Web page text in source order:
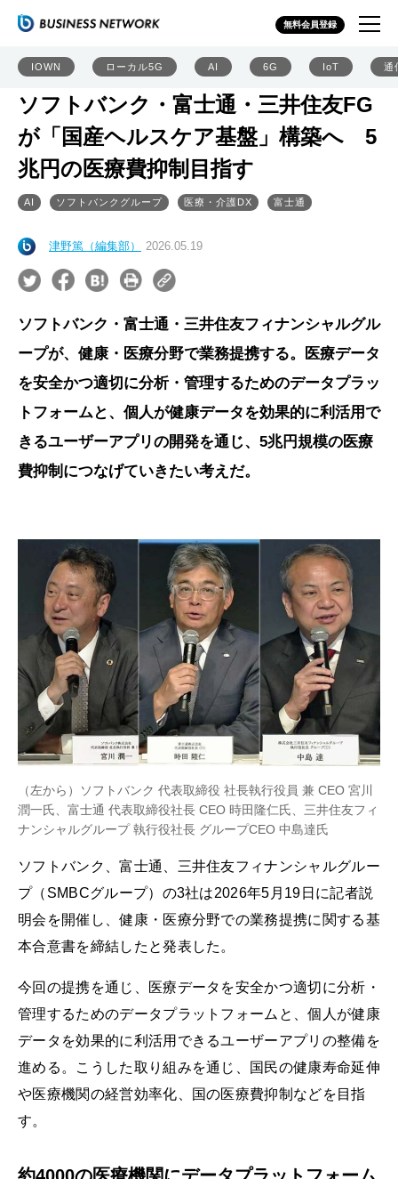
無料会員登録
IOWN ローカル5G AI 6G IoT 通
ソフトバンク・富士通・三井住友FG
が「国産ヘルスケア基盤」構築へ 5
兆円の医療費抑制目指す
AI ソフトバンクグループ 医療・介護DX 富士通
津野篤（編集部） 2026.05.19
ソフトバンク・富士通・三井住友フィナンシャルグル
ープが、健康・医療分野で業務提携する。医療データ
を安全かつ適切に分析・管理するためのデータプラッ
トフォームと、個人が健康データを効果的に利活用で
きるユーザーアプリの開発を通じ、5兆円規模の医療
費抑制につなげていきたい考えだ。
（左から）ソフトバンク 代表取締役 社長執行役員 兼 CEO 宮川
潤一氏、富士通 代表取締役社長 CEO 時田隆仁氏、三井住友フィ
ナンシャルグループ 執行役社長 グループCEO 中島達氏
ソフトバンク、富士通、三井住友フィナンシャルグルー
プ（SMBCグループ）の3社は2026年5月19日に記者説
明会を開催し、健康・医療分野での業務提携に関する基
本合意書を締結したと発表した。
今回の提携を通じ、医療データを安全かつ適切に分析・
管理するためのデータプラットフォームと、個人が健康
データを効果的に利活用できるユーザーアプリの整備を
進める。こうした取り組みを通じ、国民の健康寿命延伸
や医療機関の経営効率化、国の医療費抑制などを目指
す。
約4000の医療機関にデータプラットフォーム